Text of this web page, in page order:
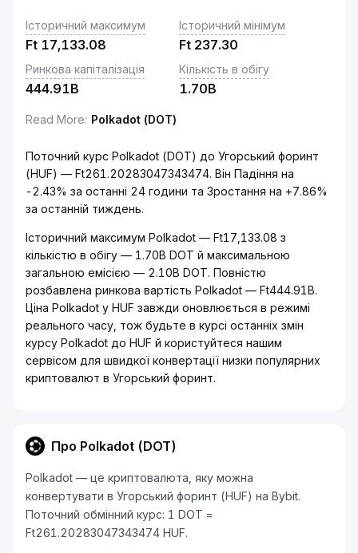
Історичний максимум
Ft 17,133.08
Історичний мінімум
Ft 237.30
Ринкова капіталізація
444.91B
Кількість в обігу
1.70B
Read More: Polkadot (DOT)
Поточний курс Polkadot (DOT) до Угорський форинт
(HUF) — Ft261.20283047343474. Він Падіння на
-2.43% за останні 24 години та Зростання на +7.86%
за останній тиждень.
Історичний максимум Polkadot — Ft17,133.08 з
кількістю в обігу — 1.70B DOT й максимальною
загальною емісією — 2.10B DOT. Повністю
розбавлена ринкова вартість Polkadot — Ft444.91B.
Ціна Polkadot у HUF завжди оновлюється в режимі
реального часу, тож будьте в курсі останніх змін
курсу Polkadot до HUF й користуйтеся нашим
сервісом для швидкої конвертації низки популярних
криптовалют в Угорський форинт.
Про Polkadot (DOT)
Polkadot — це криптовалюта, яку можна
конвертувати в Угорський форинт (HUF) на Bybit.
Поточний обмінний курс: 1 DOT =
Ft261.20283047343474 HUF.